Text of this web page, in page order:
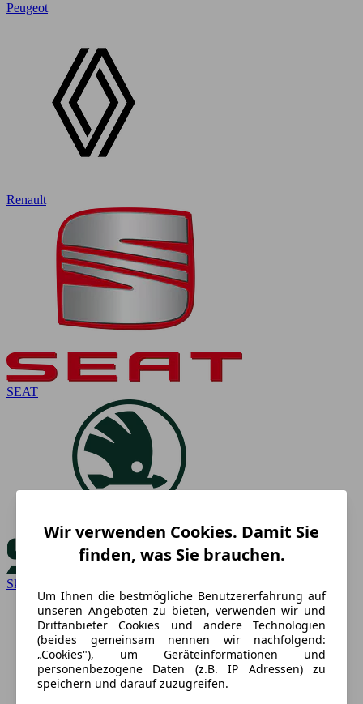
Peugeot
Renault
SEAT
Skoda
Wir verwenden Cookies. Damit Sie
finden, was Sie brauchen.
Um Ihnen die bestmögliche Benutzererfahrung auf
unseren Angeboten zu bieten, verwenden wir und
Drittanbieter Cookies und andere Technologien
(beides gemeinsam nennen wir nachfolgend:
„Cookies"), um Geräteinformationen und
personenbezogene Daten (z.B. IP Adressen) zu
speichern und darauf zuzugreifen.